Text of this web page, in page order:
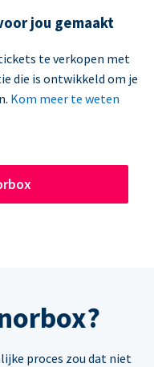
jou gemaakt
te verkopen met
die is ontwikkeld om je
Kom meer te weten
proces zou dat niet